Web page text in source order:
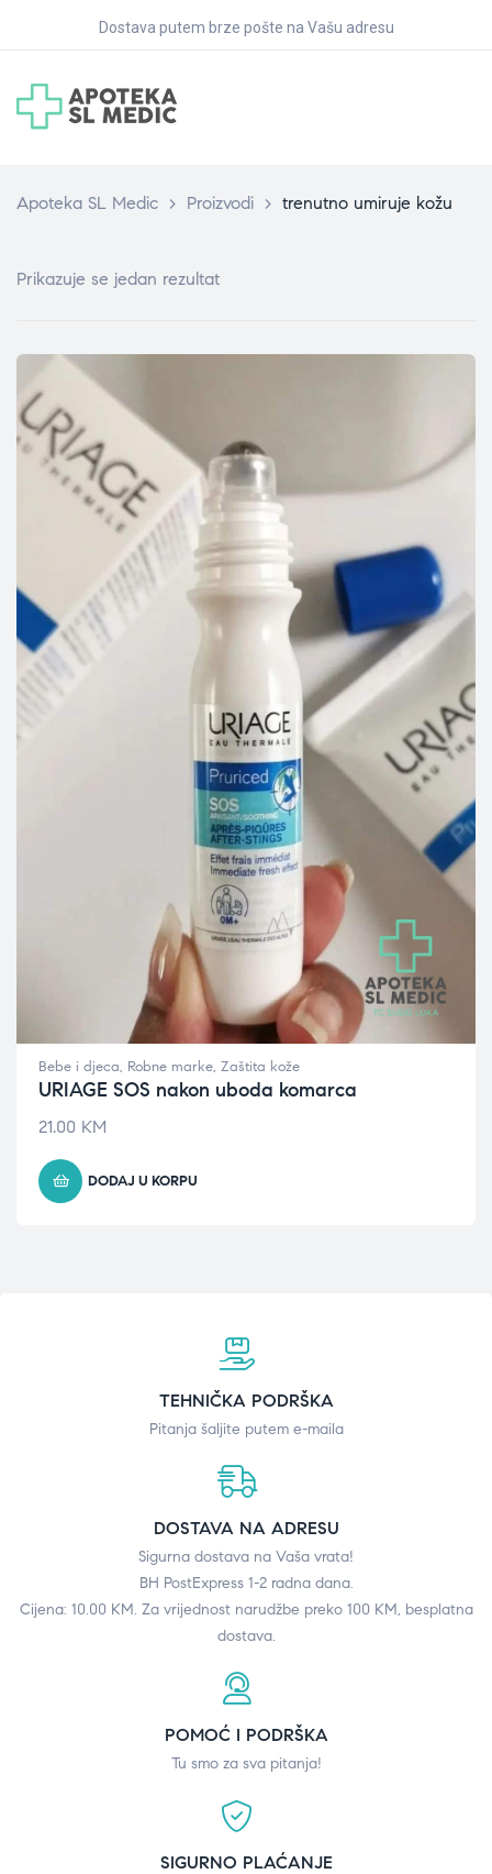
Dostava putem brze pošte na Vašu adresu
Apoteka SL Medic > Proizvodi > trenutno umiruje kožu
Prikazuje se jedan rezultat
Bebe i djeca, Robne marke, Zaštita kože
URIAGE SOS nakon uboda komarca
21.00 KM
DODAJ U KORPU
TEHNIČKA PODRŠKA
Pitanja šaljite putem e-maila
DOSTAVA NA ADRESU
Sigurna dostava na Vaša vrata!
BH PostExpress 1-2 radna dana.
Cijena: 10.00 KM. Za vrijednost narudžbe preko 100 KM, besplatna
dostava.
POMOĆ I PODRŠKA
Tu smo za sva pitanja!
SIGURNO PLAĆANJE